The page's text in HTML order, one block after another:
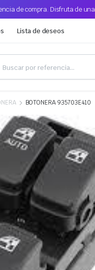
de compra. Disfruta de
Lista de deseos
BOTONERA 935703E410